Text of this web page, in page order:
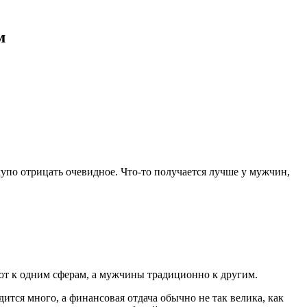
отрицать очевидное. Что-то получается лучше у мужчин,
к одним сферам, а мужчины традиционно к другим.
много, а финансовая отдача обычно не так велика, как